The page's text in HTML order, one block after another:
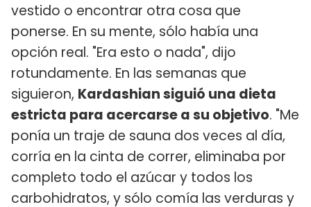
vestido o encontrar otra cosa que
ponerse. En su mente, sólo había una
opción real. "Era esto o nada", dijo
rotundamente. En las semanas que
siguieron, Kardashian siguió una dieta
estricta para acercarse a su objetivo. "Me
ponía un traje de sauna dos veces al día,
corría en la cinta de correr, eliminaba por
completo todo el azúcar y todos los
carbohidratos, y sólo comía las verduras y